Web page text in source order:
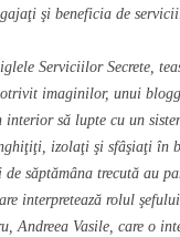
şi beneficia de
Serviciilor Secrete,
imaginilor, unui
interior să lupte cu un
izolaţi şi sfâşiaţi în
săptămâna trecută au
interpretează rolul
Andreea Vasile, care o